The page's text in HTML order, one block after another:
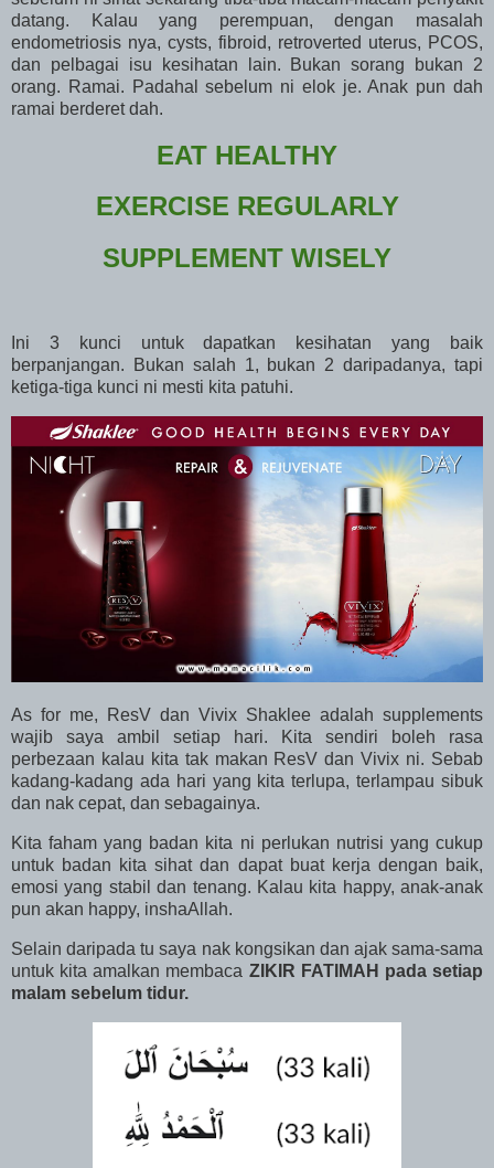
datang. Kalau yang perempuan, dengan masalah
endometriosis nya, cysts, fibroid, retroverted uterus, PCOS,
dan pelbagai isu kesihatan lain. Bukan sorang bukan 2
orang. Ramai. Padahal sebelum ni elok je. Anak pun dah
ramai berderet dah.
EAT HEALTHY
EXERCISE REGULARLY
SUPPLEMENT WISELY
Ini 3 kunci untuk dapatkan kesihatan yang baik
berpanjangan. Bukan salah 1, bukan 2 daripadanya, tapi
ketiga-tiga kunci ni mesti kita patuhi.
As for me, ResV dan Vivix Shaklee adalah supplements
wajib saya ambil setiap hari. Kita sendiri boleh rasa
perbezaan kalau kita tak makan ResV dan Vivix ni. Sebab
kadang-kadang ada hari yang kita terlupa, terlampau sibuk
dan nak cepat, dan sebagainya.
Kita faham yang badan kita ni perlukan nutrisi yang cukup
untuk badan kita sihat dan dapat buat kerja dengan baik,
emosi yang stabil dan tenang. Kalau kita happy, anak-anak
pun akan happy, inshaAllah.
Selain daripada tu saya nak kongsikan dan ajak sama-sama
untuk kita amalkan membaca ZIKIR FATIMAH pada setiap
malam sebelum tidur.